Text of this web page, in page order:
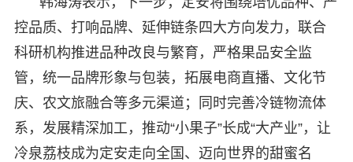
控品质、打响品牌、延伸链条四大方向发力，联合
科研机构推进品种改良与繁育，严格果品安全监
管，统一品牌形象与包装，拓展电商直播、文化节
庆、农文旅融合等多元渠道；同时完善冷链物流体
系，发展精深加工，推动“小果子”长成“大产业”，让
冷泉荔枝成为定安走向全国、迈向世界的甜蜜名